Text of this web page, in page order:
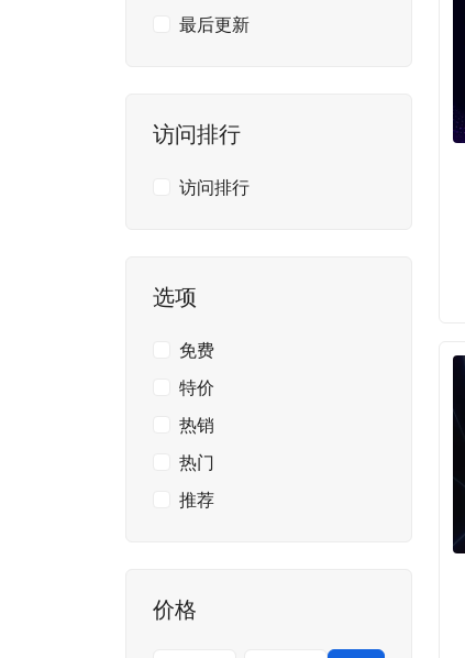
最后更新
访问排行
访问排行
选项
免费
特价
热销
热门
推荐
价格